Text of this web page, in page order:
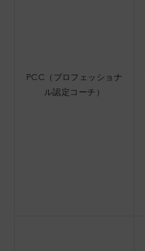
PCC（プロフェッショナ
ル認定コーチ）